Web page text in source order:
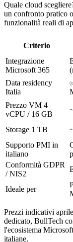
Quale cloud
un confronto pratico
funzionalità reali di
Criterio
Integrazione
Microsoft 365
Data residency
Italia
Prezzo VM 4
vCPU / 16 GB
Storage 1 TB
Supporto PMI in
italiano
Conformità GDPR
/ NIS2
Ideale per
Prezzi indicativi
dedicato, BullTech
l'ecosistema
italiane.